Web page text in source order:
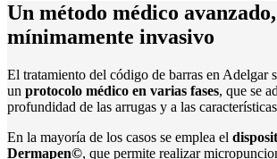
Un método médico
mínimamente invasivo
El tratamiento del código de barras en Adelgar
un protocolo médico en varias fases, que se
profundidad de las arrugas y a las
En la mayoría de los casos se emplea el
Dermapen©, que permite realizar